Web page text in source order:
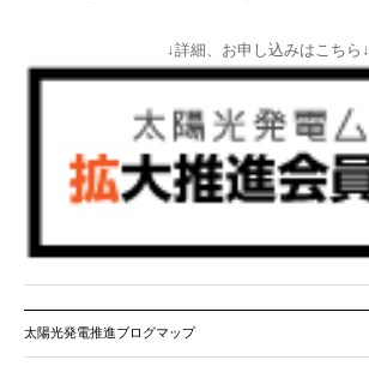
↓詳細、お申し込みはこちら↓
太陽光発電推進ブログマップ